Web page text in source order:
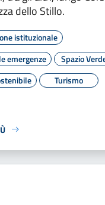
dello Stillo.
istituzionale
emergenze
Spazio
Turismo